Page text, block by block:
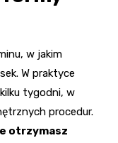
w jakim
W praktyce
tygodni, w
procedur.
otrzymasz